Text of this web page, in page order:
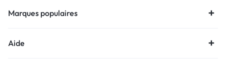
Marques populaires
Aide